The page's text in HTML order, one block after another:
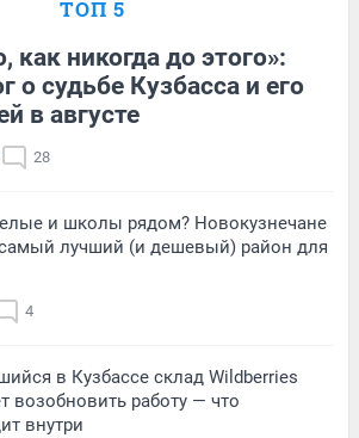
ТОП 5
как никогда до этого»:
о судьбе Кузбасса и его
в августе
28
и школы рядом? Новокузнечане
лучший (и дешевый) район для
4
в Кузбассе склад Wildberries
возобновить работу — что
внутри